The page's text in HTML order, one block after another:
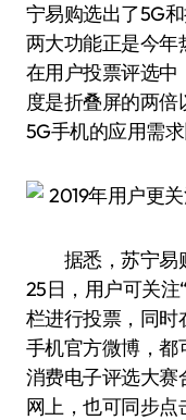
宁易购选出了5G
两大功能正是今年
在用户投票评选中
度是折叠屏的两倍
5G手机的应用需
据悉，苏宁易
25日，用户可关注
栏进行投票，同时
手机官方微博，都
消费电子评选大赛
网上，也可同步点